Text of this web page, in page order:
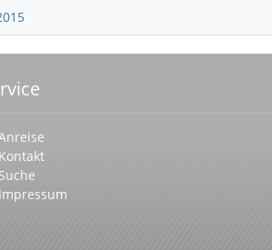
Kontakt
Suche
Impressum